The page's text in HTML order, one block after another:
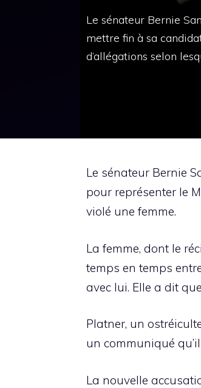
Le sénateur Bernie
mettre fin à sa
d’allégations selon
Le sénateur Bernie
pour représenter le
violé une femme.
La femme, dont le
temps en temps
avec lui. Elle a dit
Platner, un
un communiqué
La nouvelle